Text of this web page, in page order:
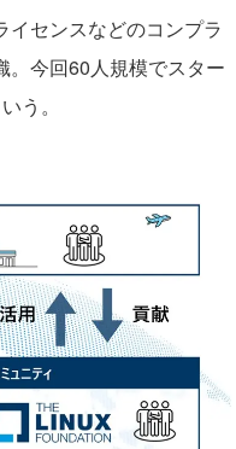
センスなどのコンプラ
。今回60人規模でスター
う。